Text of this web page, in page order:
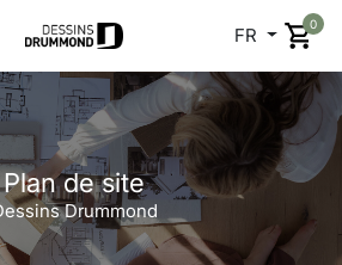
FR
0
Plan de site
Drummond